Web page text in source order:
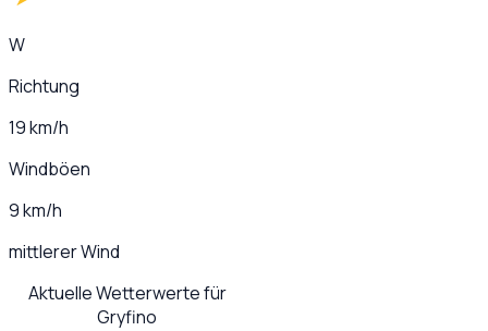
W
Richtung
19 km/h
Windböen
9 km/h
mittlerer Wind
Aktuelle Wetterwerte für
Gryfino